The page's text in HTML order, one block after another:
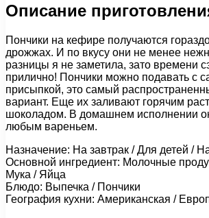
Описание
Пончики на кефире получаются
дрожжах. И по вкусу они не менее
разницы я не заметила, зато времени
прилично! Пончики можно подавать с
присыпкой, это самый
вариант. Еще их заливают горячим
шоколадом. В домашнем исполнении
любым вареньем.
Назначение: На завтрак / Для детей /
Основной ингредиент: Молочные
Мука / Яйца
Блюдо: Выпечка / Пончики
География кухни: Американская /